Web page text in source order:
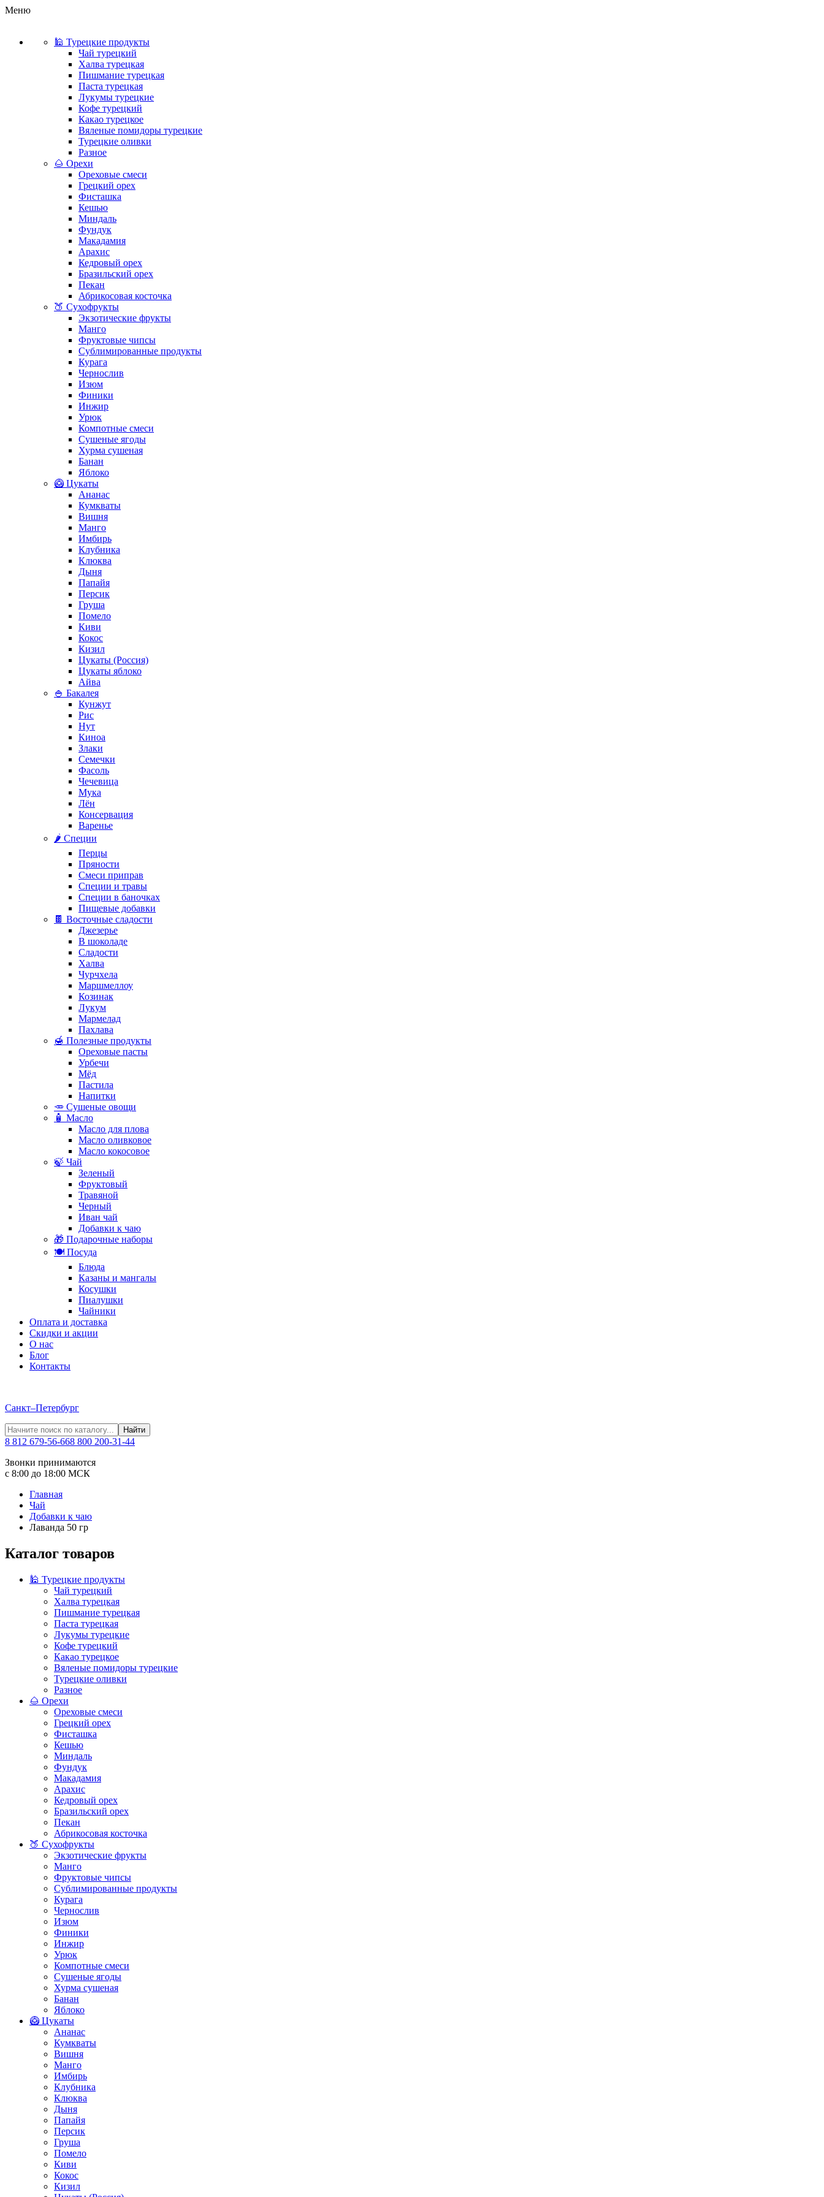
Меню
🕌 Турецкие продукты
Чай турецкий
Халва турецкая
Пишмание турецкая
Паста турецкая
Лукумы турецкие
Кофе турецкий
Какао турецкое
Вяленые помидоры турецкие
Турецкие оливки
Разное
🌰 Орехи
Ореховые смеси
Грецкий орех
Фисташка
Кешью
Миндаль
Фундук
Макадамия
Арахис
Кедровый орех
Бразильский орех
Пекан
Абрикосовая косточка
🍑 Сухофрукты
Экзотические фрукты
Манго
Фруктовые чипсы
Сублимированные продукты
Курага
Чернослив
Изюм
Финики
Инжир
Урюк
Компотные смеси
Сушеные ягоды
Хурма сушеная
Банан
Яблоко
🥝 Цукаты
Ананас
Кумкваты
Вишня
Манго
Имбирь
Клубника
Клюква
Дыня
Папайя
Персик
Груша
Помело
Киви
Кокос
Кизил
Цукаты (Россия)
Цукаты яблоко
Айва
🍚 Бакалея
Кунжут
Рис
Нут
Киноа
Злаки
Семечки
Фасоль
Чечевица
Мука
Лён
Консервация
Варенье
🌶️ Специи
Перцы
Пряности
Смеси приправ
Специи и травы
Специи в баночках
Пищевые добавки
🍫 Восточные сладости
Джезерье
В шоколаде
Сладости
Халва
Чурчхела
Маршмеллоу
Козинак
Лукум
Мармелад
Пахлава
🍯 Полезные продукты
Ореховые пасты
Урбечи
Мёд
Пастила
Напитки
🥕 Сушеные овощи
🧴 Масло
Масло для плова
Масло оливковое
Масло кокосовое
🍃 Чай
Зеленый
Фруктовый
Травяной
Черный
Иван чай
Добавки к чаю
🎁 Подарочные наборы
🍽️ Посуда
Блюда
Казаны и мангалы
Косушки
Пиалушки
Чайники
Оплата и доставка
Скидки и акции
О нас
Блог
Контакты
Санкт–Петербург
Найти
8 812 679-56-668 800 200-31-44
Звонки принимаются
с 8:00 до 18:00 МСК
Главная
Чай
Добавки к чаю
Лаванда 50 гр
Каталог товаров
🕌 Турецкие продукты
Чай турецкий
Халва турецкая
Пишмание турецкая
Паста турецкая
Лукумы турецкие
Кофе турецкий
Какао турецкое
Вяленые помидоры турецкие
Турецкие оливки
Разное
🌰 Орехи
Ореховые смеси
Грецкий орех
Фисташка
Кешью
Миндаль
Фундук
Макадамия
Арахис
Кедровый орех
Бразильский орех
Пекан
Абрикосовая косточка
🍑 Сухофрукты
Экзотические фрукты
Манго
Фруктовые чипсы
Сублимированные продукты
Курага
Чернослив
Изюм
Финики
Инжир
Урюк
Компотные смеси
Сушеные ягоды
Хурма сушеная
Банан
Яблоко
🥝 Цукаты
Ананас
Кумкваты
Вишня
Манго
Имбирь
Клубника
Клюква
Дыня
Папайя
Персик
Груша
Помело
Киви
Кокос
Кизил